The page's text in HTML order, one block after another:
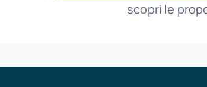
scopri le